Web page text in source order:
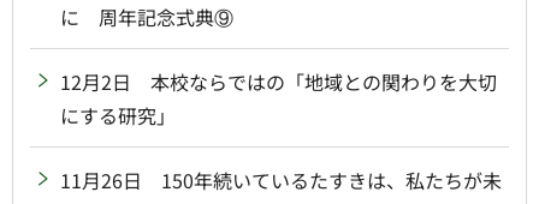
に 周年記念式典⑨
12月2日 本校ならではの「地域との関わりを大切
にする研究」
11月26日 150年続いているたすきは、私たちが未